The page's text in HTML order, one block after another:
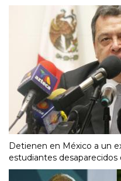
Detienen en México a un
estudiantes desaparecidos